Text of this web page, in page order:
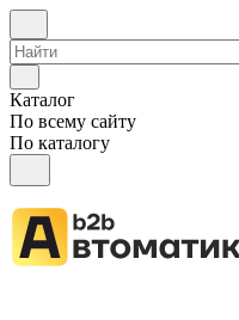
Каталог
По всему сайту
По каталогу